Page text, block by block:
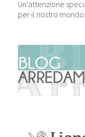
Un'attenzione
per il nostro